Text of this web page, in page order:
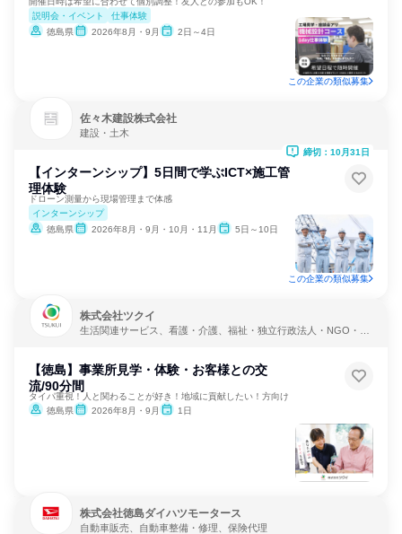
説明会・イベント
仕事体験
徳島県
2026年8月・9月 2日～4日
この企業の類似募集
佐々木建設株式会社
建設・土木
【インターンシップ】5日間で学ぶICT×施工管
理体験
ドローン測量から現場管理まで体感
インターンシップ
徳島県
2026年8月・9月・10月・11月 5日～10日
締切：10月31日
この企業の類似募集
株式会社ツクイ
生活関連サービス、看護・介護、福祉・独立行政法人・NGO・N
【徳島】事業所見学・体験・お客様との交
流/90分間
タイパ重視！人と関わることが好き！地域に貢献したい！方向け
徳島県
2026年8月・9月 1日
株式会社徳島ダイハツモータース
自動車販売、自動車整備・修理、保険代理